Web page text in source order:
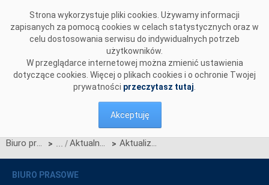
Strona wykorzystuje pliki cookies. Używamy informacji
zapisanych za pomocą cookies w celach statystycznych oraz w
celu dostosowania serwisu do indywidualnych potrzeb
użytkowników.
W przeglądarce internetowej można zmienić ustawienia
dotyczące cookies. Więcej o plikach cookies i o ochronie Twojej
prywatności przeczytasz tutaj
Akceptuję
Biuro prasowe > Aktualności > Aktualizacja Standardowych Specyfikacji Technicznych
BIURO PRASOWE